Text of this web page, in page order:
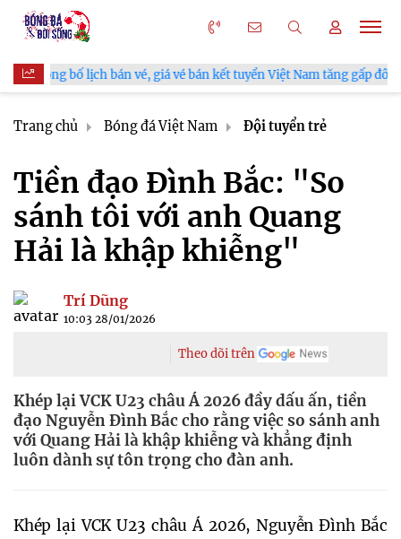
giá vé bán kết tuyển Việt Nam tăng gấp đôi V.League
Trang chủ Bóng đá Việt Nam Đội tuyển trẻ
Tiền đạo Đình Bắc: "So
sánh tôi với anh Quang
Hải là khập khiễng"
Trí Dũng
10:03 28/01/2026
Theo dõi trên
Khép lại VCK U23 châu Á 2026 đầy dấu ấn, tiền
đạo Nguyễn Đình Bắc cho rằng việc so sánh anh
với Quang Hải là khập khiễng và khẳng định
luôn dành sự tôn trọng cho đàn anh.
Khép lại VCK U23 châu Á 2026, Nguyễn Đình Bắc